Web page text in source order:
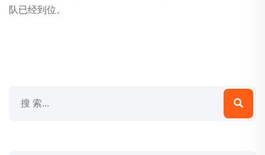
队已经到位。